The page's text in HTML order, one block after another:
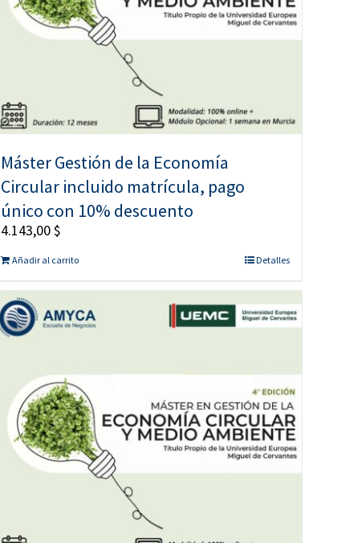
Máster Gestión de la Economía
Circular incluido matrícula, pago
único con 10% descuento
4.143,00$
Añadir al carrito Detalles